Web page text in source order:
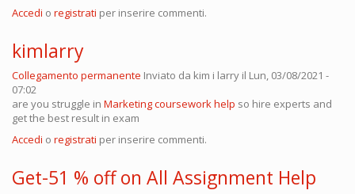
Accedi o registrati per inserire commenti.
kimlarry
Collegamento permanente Inviato da kim i larry il Lun, 03/08/2021 -
07:02
are you struggle in Marketing coursework help so hire experts and
get the best result in exam
Accedi o registrati per inserire commenti.
Get-51 % off on All Assignment Help